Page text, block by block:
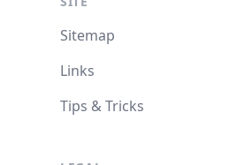
Sitemap
Links
Tips & Tricks